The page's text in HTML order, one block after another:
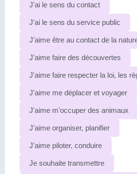
J'ai le sens du contact
J'ai le sens du service public
J'aime être au contact de la
J'aime faire des découvertes
J'aime faire respecter la loi, les
J'aime me déplacer et voyager
J'aime m'occuper des animaux
J'aime organiser, planifier
J'aime piloter, conduire
Je souhaite transmettre